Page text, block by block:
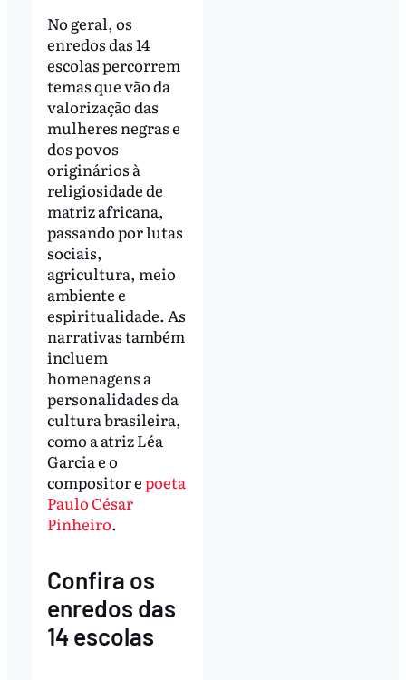
No geral, os
enredos das 14
escolas percorrem
temas que vão da
valorização das
mulheres negras e
dos povos
originários à
religiosidade de
matriz africana,
passando por lutas
sociais,
agricultura, meio
ambiente e
espiritualidade. As
narrativas também
incluem
homenagens a
personalidades da
cultura brasileira,
como a atriz Léa
Garcia e o
compositor epoeta
Paulo César
Pinheiro.
Confira os
enredos das
14 escolas